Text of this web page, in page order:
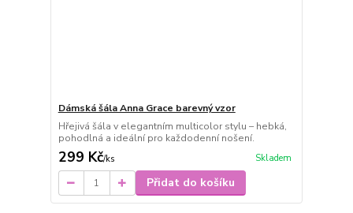
Dámská šála Anna Grace barevný vzor
Hřejivá šála v elegantním multicolor stylu – hebká,
pohodlná a ideální pro každodenní nošení.
299 Kč/ks Skladem
Přidat do košíku